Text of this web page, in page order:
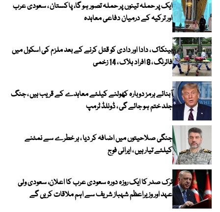
ایک پر حملہ تینوں پر حملہ تصور ہو گا، پاکستان ، سعودی عرب
اور ترکیہ کے درمیان دفاعی معاہدہ
بینکاک ، دادا اور دادی کو قتل کرنے کے بعد ملزم کی اسکول میں
فائرنگ ، 8 افراد ہلاک ، 14 زخمی
آبنائے ہرمز دوبارہ کھولنے کیلئے معاہدے کے قریب ہیں ، جنگ
جلد ختم ہو جائے گی ، ڈونلڈ ٹرمپ
جنگی صلاحیتوں میں اضافہ کر دیا ، ہر خطرے سے نمٹنے
کیلئے تیار ہیں ، ایرانی فوج
ترک صدر کا ایک روزہ دورہ سعودی عرب کا اعلان، سعودی ولی
عہد اور وزیراعظم شہباز شریف سے اہم ملاقات کریں گے